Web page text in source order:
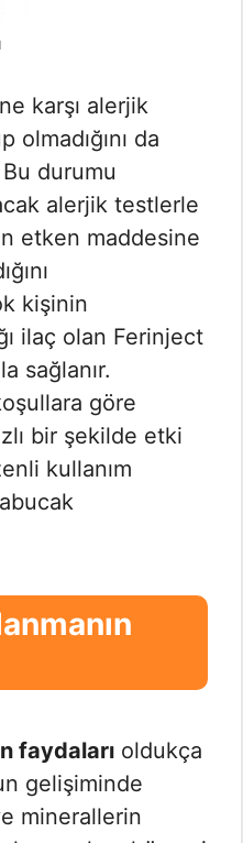
karşı alerjik
da
durumu
alerjik testlerle
etken maddesine
kişinin
ilaç olan Ferinject
sağlanır.
göre
bir şekilde etki
kullanım
faydaları oldukça
gelişiminde
minerallerin